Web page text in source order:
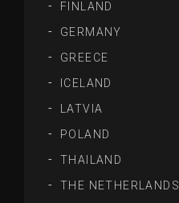
FINLAND
GERMANY
GREECE
ICELAND
LATVIA
POLAND
THAILAND
THE NETHERLANDS